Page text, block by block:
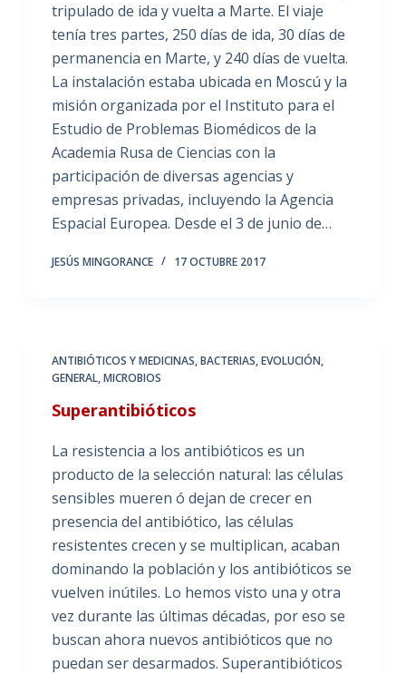
tripulado de ida y vuelta a Marte. El viaje
tenía tres partes, 250 días de ida, 30 días de
permanencia en Marte, y 240 días de vuelta.
La instalación estaba ubicada en Moscú y la
misión organizada por el Instituto para el
Estudio de Problemas Biomédicos de la
Academia Rusa de Ciencias con la
participación de diversas agencias y
empresas privadas, incluyendo la Agencia
Espacial Europea. Desde el 3 de junio de…
JESÚS MINGORANCE 17 OCTUBRE 2017
ANTIBIÓTICOS Y MEDICINAS,BACTERIAS,EVOLUCIÓN,
GENERAL,MICROBIOS
Superantibióticos
La resistencia a los antibióticos es un
producto de la selección natural: las células
sensibles mueren ó dejan de crecer en
presencia del antibiótico, las células
resistentes crecen y se multiplican, acaban
dominando la población y los antibióticos se
vuelven inútiles. Lo hemos visto una y otra
vez durante las últimas décadas, por eso se
buscan ahora nuevos antibióticos que no
puedan ser desarmados. Superantibióticos